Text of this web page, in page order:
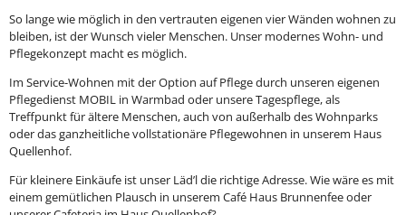
So lange wie möglich in den vertrauten eigenen vier Wänden wohnen zu
bleiben, ist der Wunsch vieler Menschen. Unser modernes Wohn- und
Pflegekonzept macht es möglich.
Im Service-Wohnen mit der Option auf Pflege durch unseren eigenen
Pflegedienst MOBIL in Warmbad oder unsere Tagespflege, als
Treffpunkt für ältere Menschen, auch von außerhalb des Wohnparks
oder das ganzheitliche vollstationäre Pflegewohnen in unserem Haus
Quellenhof.
Für kleinere Einkäufe ist unser Läd’l die richtige Adresse. Wie wäre es mit
einem gemütlichen Plausch in unserem Café Haus Brunnenfee oder